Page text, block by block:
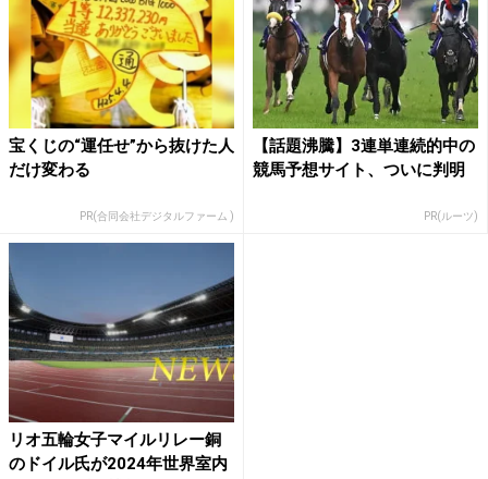
宝くじの“運任せ”から抜けた人
だけ変わる
PR(合同会社デジタルファーム )
【話題沸騰】3連単連続的中の
競馬予想サイト、ついに判明
PR(ルーツ)
リオ五輪女子マイルリレー銅
のドイル氏が2024年世界室内